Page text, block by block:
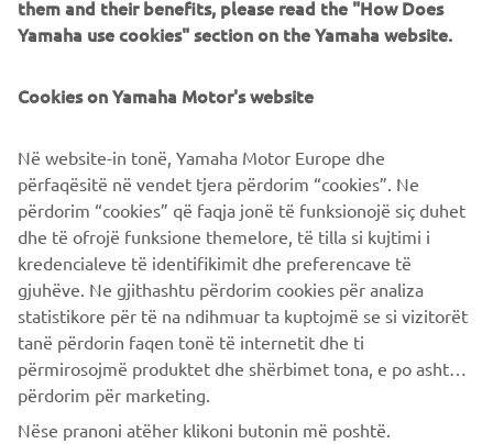
bruciante, capace di trasformare ogni curva in
un’emozione mozzafiato e di chiudere il cerchio dei
Un cerchio perfetto che si chiude, simbolo di un amore per
il movimento che da oltre settant’anni porta il nome
Yamaha, e che in questo progetto diventaracconto
emozionee sfida personale.
CORPORATE
them and their benefits, please read the "How Does
Yamaha use cookies" section on the Yamaha website.
Cookies on Yamaha Motor's website
Në website-in tonë, Yamaha Motor Europe dhe
përfaqësitë në vendet tjera përdorim “cookies”. Ne
përdorim “cookies” që faqja jonë të funksionojë siç duhet
dhe të ofrojë funksione themelore, të tilla si kujtimi i
kredencialeve të identifikimit dhe preferencave të
gjuhëve. Ne gjithashtu përdorim cookies për analiza
statistikore për të na ndihmuar ta kuptojmë se si vizitorët
tanë përdorin faqen tonë të internetit dhe ti
përmirosojmë produktet dhe shërbimet tona, e po ashtu ti
përdorim për marketing.
Nëse pranoni atëher klikoni butonin më poshtë.